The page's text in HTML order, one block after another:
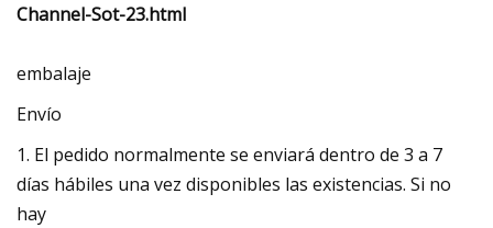
Channel-Sot-23.html
embalaje
Envío
1. El pedido normalmente se enviará dentro de 3 a 7
días hábiles una vez disponibles las existencias. Si no
hay